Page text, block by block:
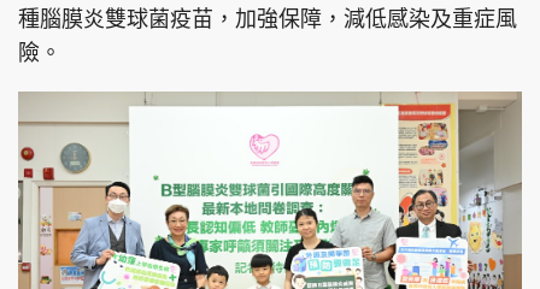
種腦膜炎雙球菌疫苗，加強保障，減低感染及重症風
險。